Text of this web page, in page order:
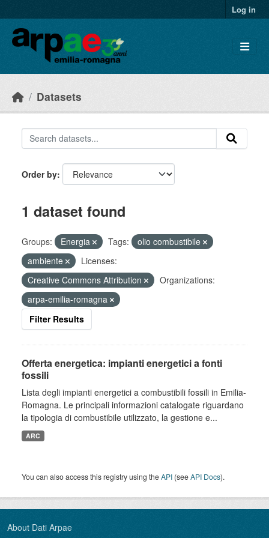
Log in
Datasets
Order by
1 dataset found
Groups: Energia Tags:
olio combustibile
ambiente
Licenses:
Creative Commons Attribution
Organizations:
arpa-emilia-romagna
Filter Results
Offerta energetica: impianti energetici a fonti
fossili
Lista degli impianti energetici a combustibili fossili in Emilia-
Romagna. Le principali informazioni catalogate riguardano
la tipologia di combustibile utilizzato, la gestione e...
ARC
You can also access this registry using theAPI (seeAPI Docs).
About Dati Arpae